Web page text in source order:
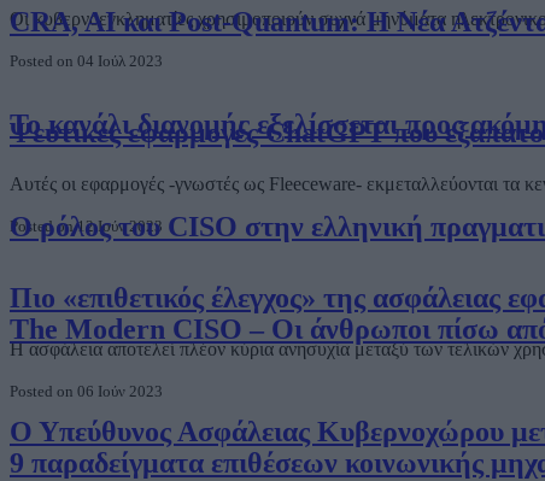
CRA, AI και Post-Quantum: Η Νέα
Το κανάλι διανομής εξελίσσεται προς
Ο ρόλος του CISO στην ελληνική
The Modern CISO – Οι άνθρωποι πίσω από
Ο Υπεύθυνος Ασφάλειας Κυβερνοχώρου
Οι κυβερνοεγκληματίες χρησιμοποιούν συχνά μηνύματα
Posted on 04 Ιούλ 2023
Ψεύτικες εφαρμογές ChatGPT που
Αυτές οι εφαρμογές -γνωστές ως Fleeceware- εκμεταλλεύονται τα
Posted on 12 Ιούν 2023
Πιο «επιθετικός έλεγχος» της ασφάλειας
Η ασφάλεια αποτελεί πλέον κύρια ανησυχία μεταξύ των τελικών
Posted on 06 Ιούν 2023
9 παραδείγματα επιθέσεων κοινωνικής